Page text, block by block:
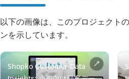
以下の画像は、このプロジェクト
ンを示しています。